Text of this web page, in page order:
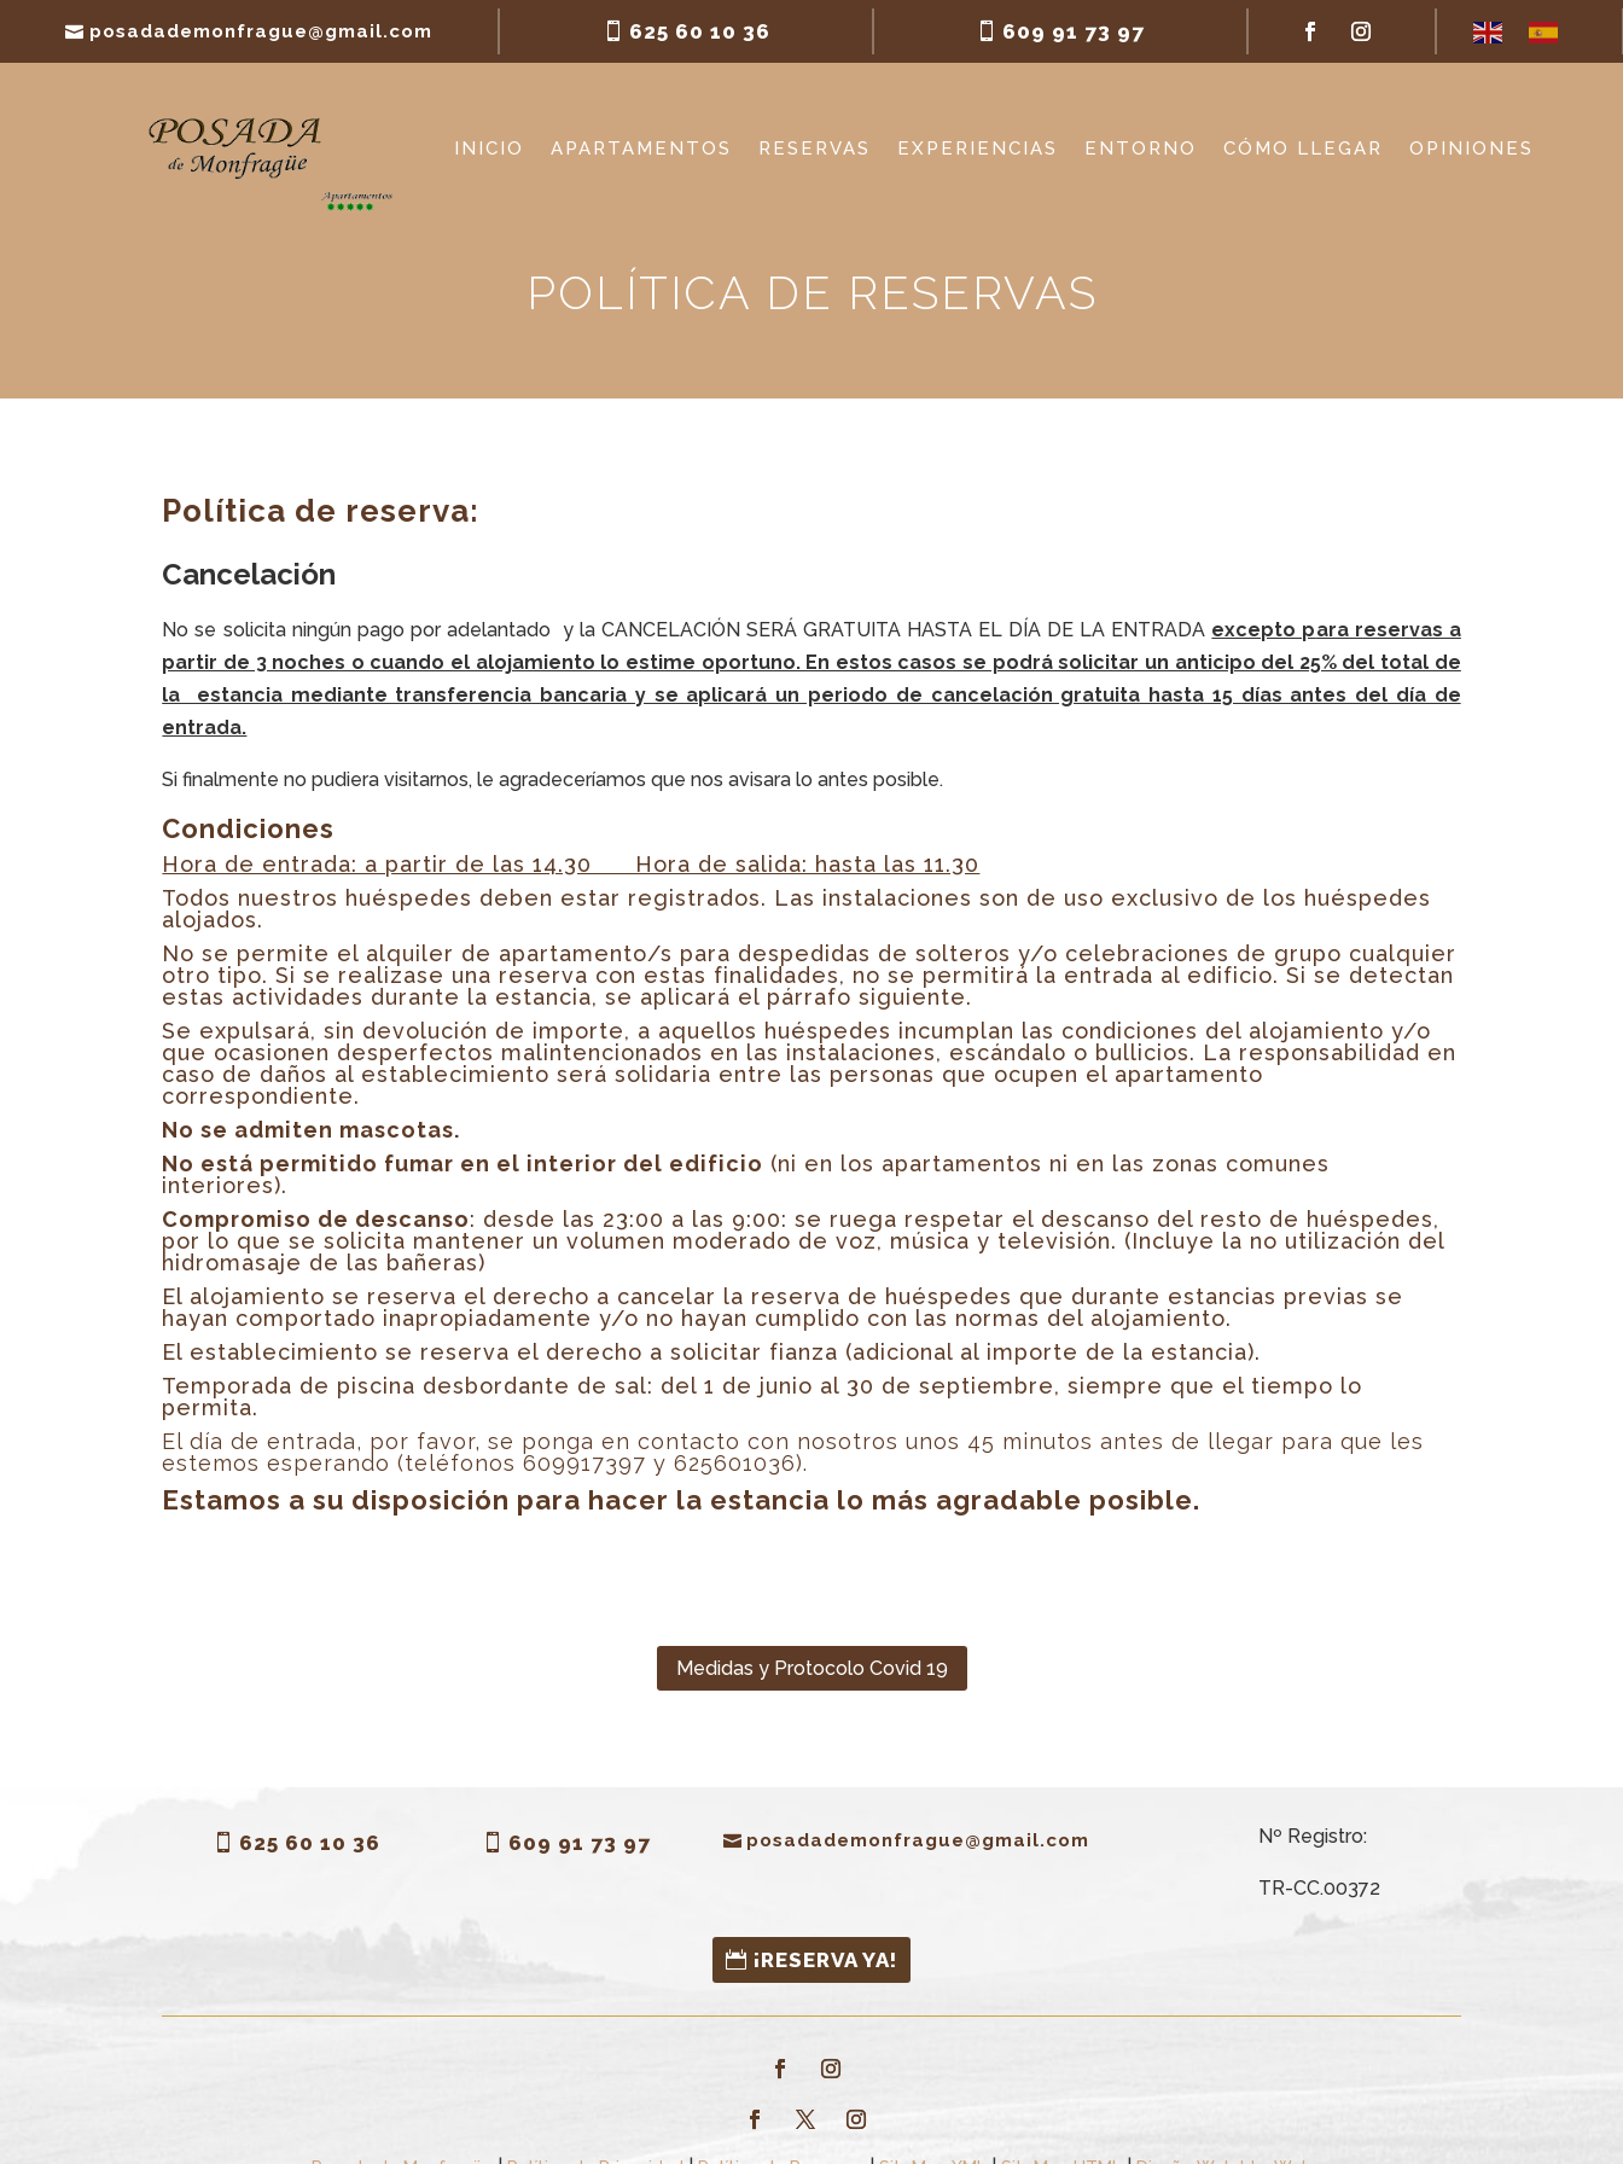
posadademonfrague@gmail.com 625 60 10 36 609 91 73 97
INICIO APARTAMENTOS RESERVAS EXPERIENCIAS ENTORNO CÓMO LLEGAR OPINIONES
POLÍTICA DE RESERVAS
Política de reserva:
Cancelación
No se solicita ningún pago por adelantado y la CANCELACIÓN SERÁ GRATUITA HASTA EL DÍA DE LA ENTRADA excepto para reservas a
partir de 3 noches o cuando el alojamiento lo estime oportuno. En estos casos se podrá solicitar un anticipo del 25% del total de
la estanciamediante transferencia bancaria y se aplicará un periodo de cancelación gratuita hasta 15 días antes del día de
entrada.
Si finalmente no pudiera visitarnos, le agradeceríamos que nos avisara lo antes posible.
Condiciones
Hora de entrada: a partir de las 14.30 Hora de salida: hasta las 11.30
Todos nuestros huéspedes deben estar registrados. Las instalaciones son de uso exclusivo de los huéspedes
alojados.
No se permite el alquiler de apartamento/s para despedidas de solteros y/o celebraciones de grupo cualquier
otro tipo. Si se realizase una reserva con estas finalidades, no se permitirá la entrada al edificio. Si se detectan
estas actividades durante la estancia, se aplicará el párrafo siguiente.
Se expulsará, sin devolución de importe, a aquellos huéspedes incumplan las condiciones del alojamiento y/o
que ocasionen desperfectos malintencionados en las instalaciones, escándalo o bullicios. La responsabilidad en
caso de daños al establecimiento será solidaria entre las personas que ocupen el apartamento
correspondiente.
No se admiten mascotas.
No está permitido fumar en el interior del edificio (ni en los apartamentos ni en las zonas comunes
interiores).
Compromiso de descanso: desde las 23:00 a las 9:00: se ruega respetar el descanso del resto de huéspedes,
por lo que se solicita mantener un volumen moderado de voz, música y televisión. (Incluye la no utilización del
hidromasaje de las bañeras)
El alojamiento se reserva el derecho a cancelar la reserva de huéspedes que durante estancias previas se
hayan comportado inapropiadamente y/o no hayan cumplido con las normas del alojamiento.
El establecimiento se reserva el derecho a solicitar fianza (adicional al importe de la estancia).
Temporada de piscina desbordante de sal: del 1 de junio al 30 de septiembre, siempre que el tiempo lo
permita.
El día de entrada, por favor, se ponga en contacto con nosotros unos 45 minutos antes de llegar para que les
estemos esperando (teléfonos 609917397 y 625601036).
Estamos a su disposición para hacer la estancia lo más agradable posible.
Medidas y Protocolo Covid 19
625 60 10 36 609 91 73 97 posadademonfrague@gmail.com Nº Registro:
TR-CC.00372
¡RESERVA YA!